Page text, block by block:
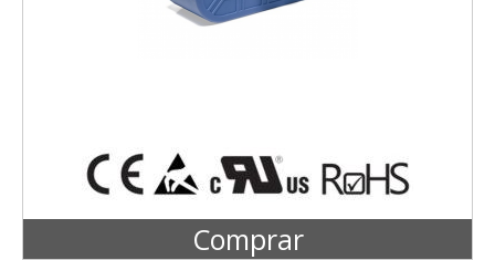
Comprar